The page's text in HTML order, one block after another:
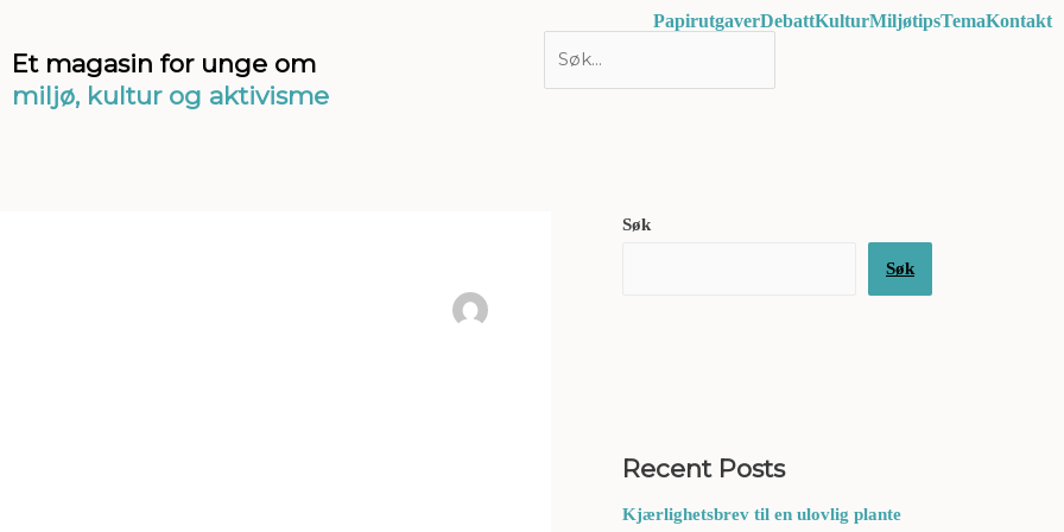
Et magasin for unge om
miljø, kultur og aktivisme
PapirutgaverDebattKulturMiljøtipsTemaKontakt
Søk
Søk
Recent Posts
Kjærlighetsbrev til en ulovlig plante